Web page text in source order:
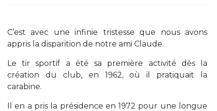
C’est avec une infinie tristesse que nous avons
appris la disparition de notre ami Claude.
Le tir sportif a été sa première activité dès la
création du club, en 1962, où il pratiquait la
carabine.
Il en a pris la présidence en 1972 pour une longue